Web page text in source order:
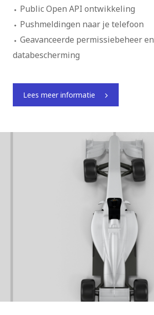
Public Open API ontwikkeling
Pushmeldingen naar je telefoon
Geavanceerde permissiebeheer en
databescherming
Lees meer informatie